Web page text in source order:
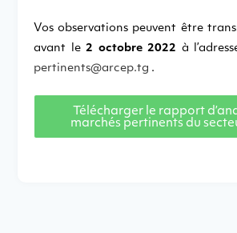
Vos observations peuvent être
avant le2 octobre 2022 à
pertinents@arcep.tg .
Télécharger le rapport
marchés pertinents du